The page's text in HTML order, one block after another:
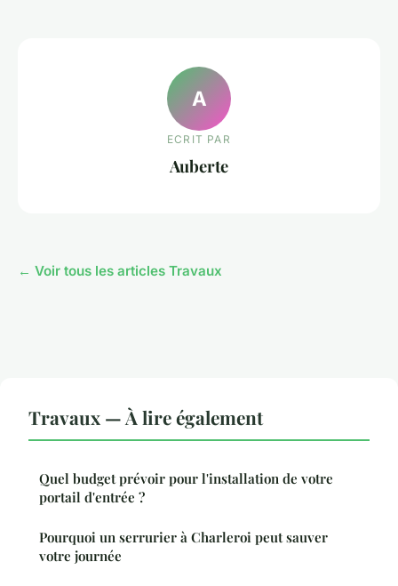
A
ECRIT PAR
Auberte
← Voir tous les articles Travaux
Travaux — À lire également
Quel budget prévoir pour l'installation de votre
portail d'entrée ?
Pourquoi un serrurier à Charleroi peut sauver
votre journée